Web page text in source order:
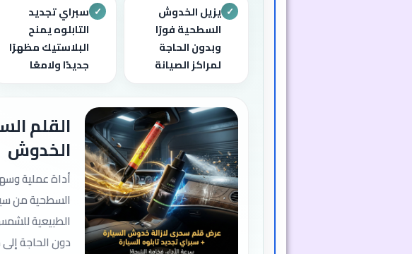
✓ يزيل الخدوش
السطحية فورًا
وبدون الحاجة
لمراكز الصيانة
✓ سبراي تجديد
التابلوه يمنح
البلاستيك مظهرًا
جديدًا ولامعًا
القلم
الخدوش
أداة عملية
السطحية من
الطبيعية
دون الحاجة إلى